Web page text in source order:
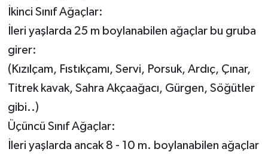
İkinci Sınıf Ağaçlar:
İleri yaşlarda 25 m boylanabilen ağaçlar bu gruba
girer:
(Kızılçam, Fıstıkçamı, Servi, Porsuk, Ardıç, Çınar,
Titrek kavak, Sahra Akçaağacı, Gürgen, Söğütler
gibi..)
Üçüncü Sınıf Ağaçlar:
İleri yaşlarda ancak 8 - 10 m. boylanabilen ağaçlar